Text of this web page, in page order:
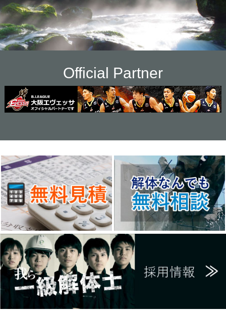
Official Partner